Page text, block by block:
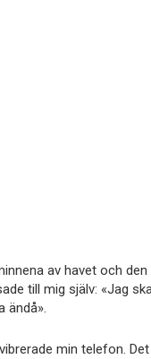
av havet och
till mig själv: «Jag
ändå».
min telefon.